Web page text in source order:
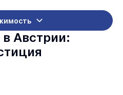
Австрии: